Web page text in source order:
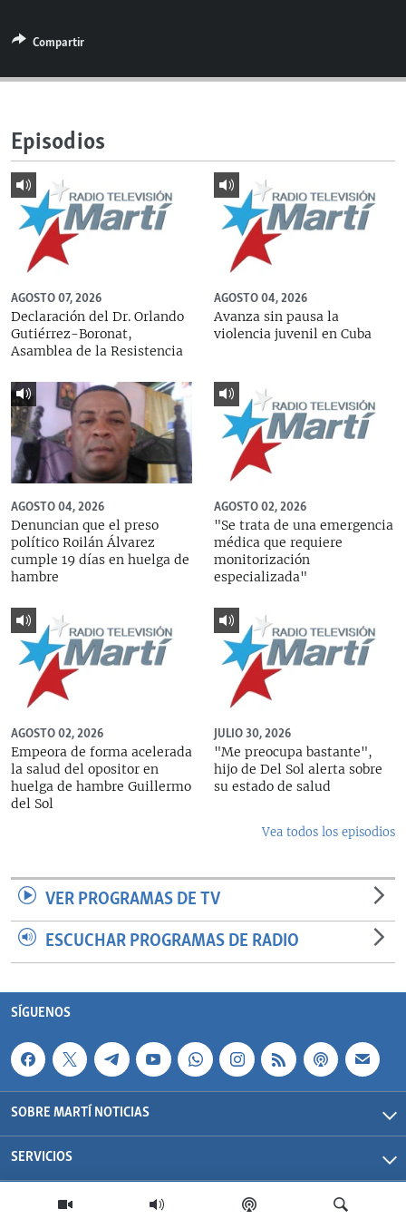
ESPECIALES
ESPECIALES
SER VIEJO EN CUBA
KENTU-CUBANO
LOS SANTOS DE HIALEAH
DESINFORMACIÓN RUSA EN AMÉRICA LATINA
LA INVASIÓN DE RUSIA A UCRANIA
MULTIMEDIA
SÍGUENOS
Compartir
Episodios
AGOSTO 07, 2026
Declaración del Dr. Orlando
Gutiérrez-Boronat,
Asamblea de la Resistencia
AGOSTO 04, 2026
Avanza sin pausa la
violencia juvenil en Cuba
AGOSTO 04, 2026
Denuncian que el preso
político Roilán Álvarez
cumple 19 días en huelga de
hambre
AGOSTO 02, 2026
"Se trata de una emergencia
médica que requiere
monitorización
especializada"
AGOSTO 02, 2026
Empeora de forma acelerada
la salud del opositor en
huelga de hambre Guillermo
del Sol
JULIO 30, 2026
"Me preocupa bastante",
hijo de Del Sol alerta sobre
su estado de salud
Vea todos los episodios
VER PROGRAMAS DE TV
ESCUCHAR PROGRAMAS DE RADIO
SÍGUENOS
SOBRE MARTÍ NOTICIAS
SERVICIOS
Martí Noticias| 2026 | OCB | Todos los derechos reservados.